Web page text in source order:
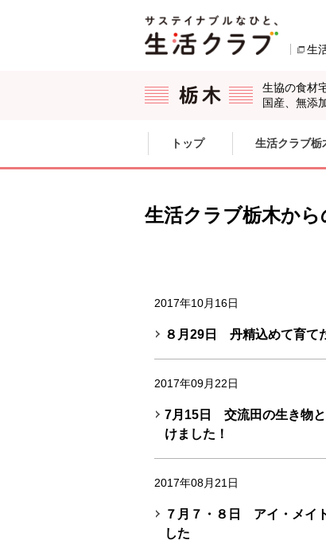
生
生協の食材
国産、無添
ここからサイト内共通メニューです。
サイト内共通メニューをスキップする
トップ 生活クラブ栃
生活クラブ栃木か
2017年10月16日
８月29日 丹精込めて育て
2017年09月22日
7月15日 交流田の生き物
けました！
2017年08月21日
７月７・８日 アイ・メイ
した